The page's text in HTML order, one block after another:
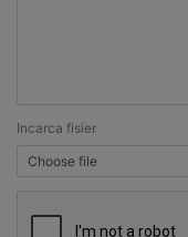
Incarca fisier
Choose file